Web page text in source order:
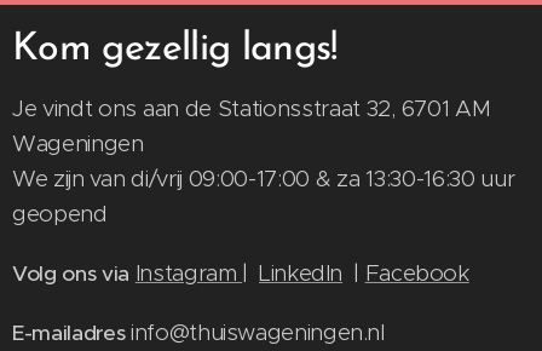
Kom gezellig langs!
Je vindt ons aan de Stationsstraat 32, 6701 AM
Wageningen
We zijn van di/vrij 09:00-17:00 & za 13:30-16:30 uur
geopend
Volg ons via Instagram |LinkedIn | Facebook
E-mailadresinfo@thuiswageningen.nl